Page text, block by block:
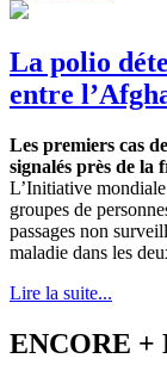
La polio
entre
Les premiers cas
signalés près de la
L’Initiative
groupes de
passages non
maladie dans les
Lire la suite...
ENCORE +